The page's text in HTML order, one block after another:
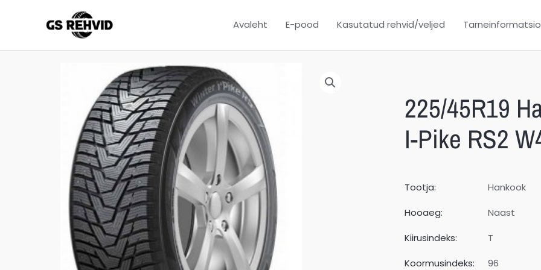
Avaleht E-pood Kasutatud rehvid/veljed
225/45R19
I-Pike RS2
Tootja:
Hankook
Hooaeg:
Naast
Kiirusindeks:
T
Koormusindeks:
96